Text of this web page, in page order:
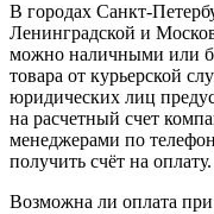
В городах Санкт-
Ленинградской и
можно наличными или
товара от курьерской
юридических лиц
на расчетный счет
менеджерами по
получить счёт на оплату.
Возможна ли оплата